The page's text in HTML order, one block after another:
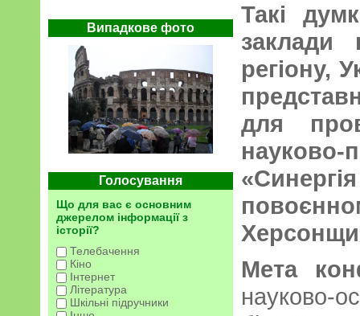
Випадкове фото
Голосування
Що для вас є основним
джерелом інформації з
історії?
Телебачення
Кіно
Інтернет
Література
Шкільні підручники
Такі
заклади
регіону,
для
науково-
Мета
науково-